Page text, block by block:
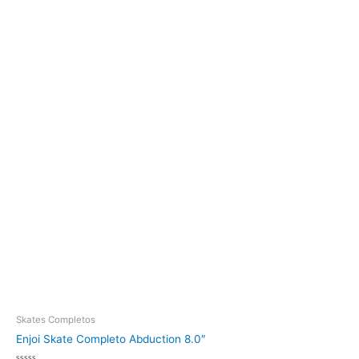
Skates Completos
Enjoi Skate Completo Abduction 8.0″